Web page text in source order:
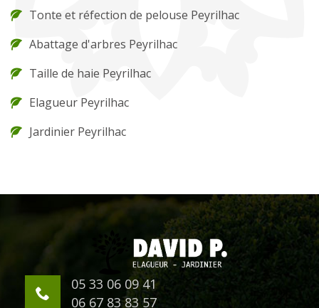
Tonte et réfection de pelouse Peyrilhac
Abattage d'arbres Peyrilhac
Taille de haie Peyrilhac
Elagueur Peyrilhac
Jardinier Peyrilhac
05 33 06 09 41
06 67 83 83 57